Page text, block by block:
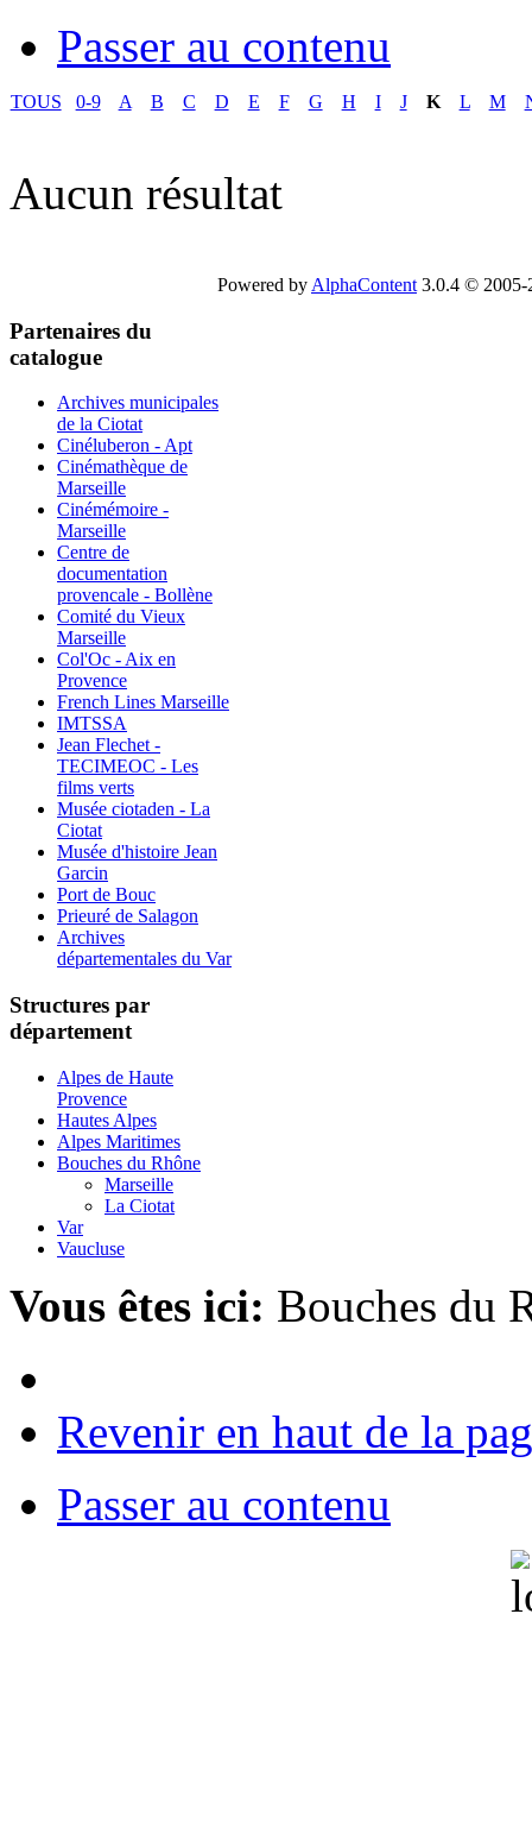
Passer au contenu
TOUS 0-9 A B C D E F G H I J K L M
Aucun résultat
Powered by AlphaContent 3.0.4 © 2005-
Partenaires du
catalogue
Archives municipales
de la Ciotat
Cinéluberon - Apt
Cinémathèque de
Marseille
Cinémémoire -
Marseille
Centre de
documentation
provencale - Bollène
Comité du Vieux
Marseille
Col'Oc - Aix en
Provence
French Lines Marseille
IMTSSA
Jean Flechet -
TECIMEOC - Les
films verts
Musée ciotaden - La
Ciotat
Musée d'histoire Jean
Garcin
Port de Bouc
Prieuré de Salagon
Archives
départementales du Var
Structures par
département
Alpes de Haute
Provence
Hautes Alpes
Alpes Maritimes
Bouches du Rhône
Marseille
La Ciotat
Var
Vaucluse
Vous êtes ici: Bouches du
Revenir en haut de la
Passer au contenu